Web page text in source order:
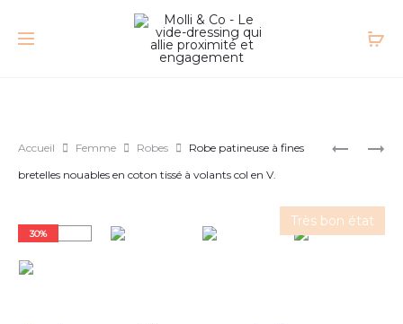
Accueil Femme Robes
Robe patineuse à fines
bretelles nouables en coton tissé à volants col en V.
30%
Très bon état